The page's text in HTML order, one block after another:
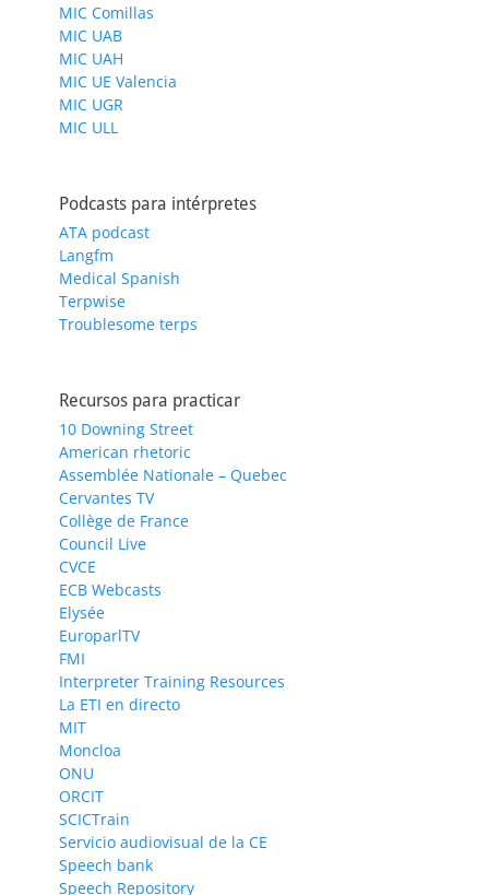
MIC Comillas
MIC UAB
MIC UAH
MIC UE Valencia
MIC UGR
MIC ULL
Podcasts para intérpretes
ATA podcast
Langfm
Medical Spanish
Terpwise
Troublesome terps
Recursos para practicar
10 Downing Street
American rhetoric
Assemblée Nationale – Quebec
Cervantes TV
Collège de France
Council Live
CVCE
ECB Webcasts
Elysée
EuroparlTV
FMI
Interpreter Training Resources
La ETI en directo
MIT
Moncloa
ONU
ORCIT
SCICTrain
Servicio audiovisual de la CE
Speech bank
Speech Repository